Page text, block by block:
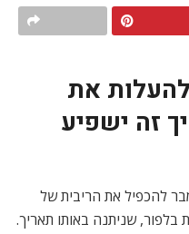
את
ל-0.50%. איך זה ישפיע
אנגליה ב-2 בנובמבר להכפיל את הריבית של
בלפור, שניתנה באותו תאריך.